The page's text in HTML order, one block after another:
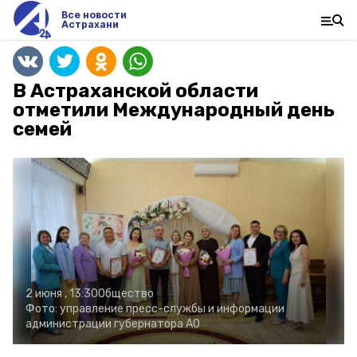
Все новости
Астрахани
В Астраханской области
отметили Международный день
семей
2 июня , 13:30Общество
Фото: управление пресс-службы и информации
администрации губернатора АО